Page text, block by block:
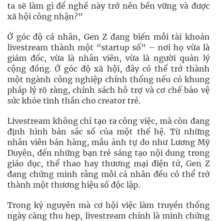
ta sẽ làm gì để nghề này trở nên bền vững và được
xã hội công nhận?”
Ở góc độ cá nhân, Gen Z đang biến mỗi tài khoản
livestream thành một “startup số” – nơi họ vừa là
giám đốc, vừa là nhân viên, vừa là người quản lý
cộng đồng. Ở góc độ xã hội, đây có thể trở thành
một ngành công nghiệp chính thống nếu có khung
pháp lý rõ ràng, chính sách hỗ trợ và cơ chế bảo vệ
sức khỏe tinh thần cho creator trẻ.
Livestream không chỉ tạo ra công việc, mà còn đang
định hình bản sắc số của một thế hệ. Từ những
nhân viên bán hàng, mẫu ảnh tự do như Lương Mỹ
Duyên, đến những bạn trẻ sáng tạo nội dung trong
giáo dục, thể thao hay thương mại điện tử, Gen Z
đang chứng minh rằng mỗi cá nhân đều có thể trở
thành một thương hiệu số độc lập.
Trong kỷ nguyên mà cơ hội việc làm truyền thống
ngày càng thu hẹp, livestream chính là minh chứng